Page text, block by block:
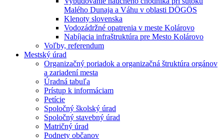
Malého Dunaja a Váhu v oblasti DÖGÖS
Klenoty slovenska
Vodozádržné opatrenia v meste Kolárovo
Nabíjacia infraštruktúra pre Mesto Kolárovo
Voľby, referendum
Mestský úrad
Organizačný poriadok a organizačná štruktúra orgánov
a zariadení mesta
Úradná tabuľa
Prístup k informáciam
Petície
Spoločný školský úrad
Spoločný stavebný úrad
Matričný úrad
Podnety občanov